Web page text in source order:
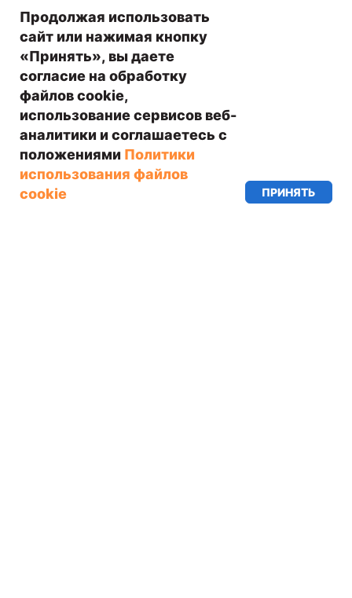
Продолжая использовать
сайт или нажимая кнопку
«Принять», вы даете
согласие на обработку
файлов cookie,
использование сервисов веб-
аналитики и соглашаетесь с
положениями Политики
использования файлов
cookie
ПРИНЯТЬ